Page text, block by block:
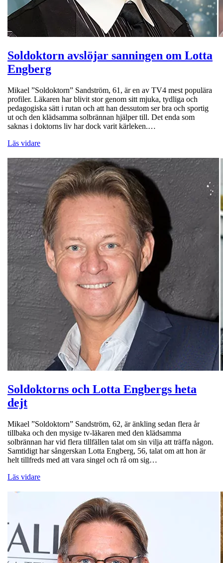
Soldoktorn avslöjar sanningen om Lotta
Engberg
Mikael ”Soldoktorn” Sandström, 61, är en av TV4 mest populära
profiler. Läkaren har blivit stor genom sitt mjuka, tydliga och
pedagogiska sätt i rutan och att han dessutom ser bra och sportig
ut och den klädsamma solbrännan hjälper till. Det enda som
saknas i doktorns liv har dock varit kärleken.…
Läs vidare
Soldoktorns och Lotta Engbergs heta
dejt
Mikael ”Soldoktorn” Sandström, 62, är änkling sedan flera år
tillbaka och den mysige tv-läkaren med den klädsamma
solbrännan har vid flera tillfällen talat om sin vilja att träffa någon.
Samtidigt har sångerskan Lotta Engberg, 56, talat om att hon är
helt tillfreds med att vara singel och rå om sig…
Läs vidare